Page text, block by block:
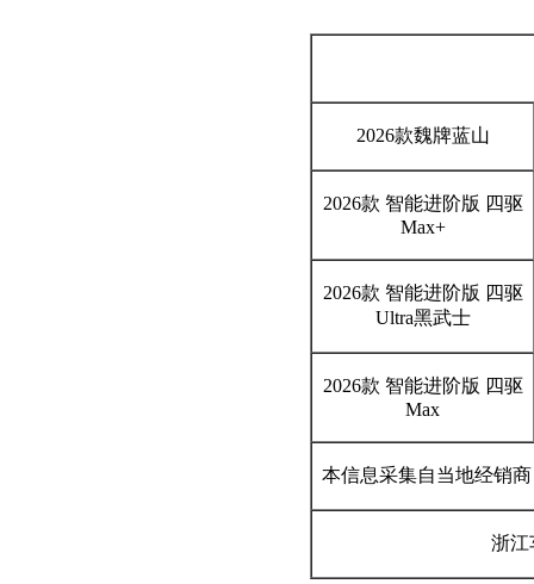
2026款魏牌蓝山
2026款 智能进阶版 四驱
Max+
2026款 智能进阶版 四驱
Ultra黑武士
2026款 智能进阶版 四驱
Max
本信息采集自当地经销
浙江